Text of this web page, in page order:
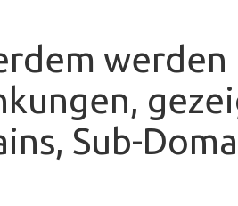
Sub-